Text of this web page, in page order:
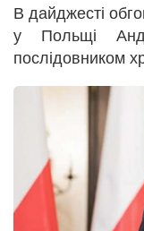
В дайджесті
у Польщі
послідовником